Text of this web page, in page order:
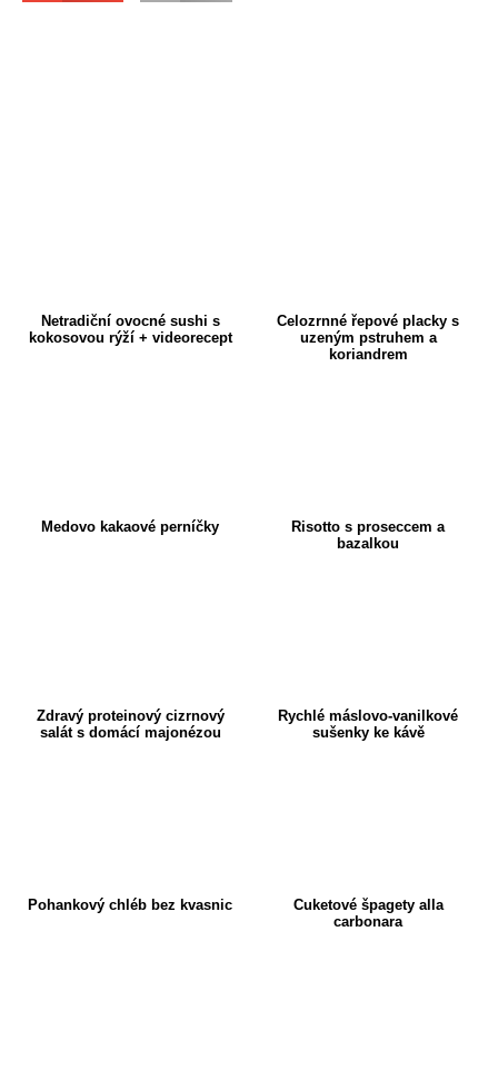
Netradiční ovocné sushi s
kokosovou rýží + videorecept
Celozrnné řepové placky s
uzeným pstruhem a
koriandrem
Medovo kakaové perníčky
Risotto s proseccem a
bazalkou
Zdravý proteinový cizrnový
salát s domácí majonézou
Rychlé máslovo-vanilkové
sušenky ke kávě
Pohankový chléb bez kvasnic
Cuketové špagety alla
carbonara